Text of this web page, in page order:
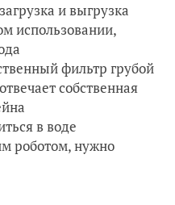
и выгрузка
использовании,
фильтр грубой
собственная
в воде
роботом, нужно